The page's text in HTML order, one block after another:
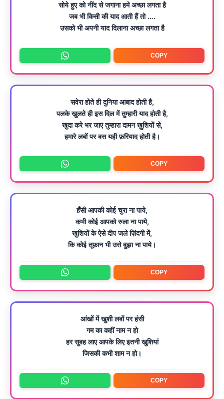
सोये हुए को नींद से जगाना हमे अच्छा लगता है
जब भी किसी की याद आती हैं तो ….
उसको भी अपनी याद दिलाना अच्छा लगता है
COPY
सवेरा होते ही दुनिया आबाद होती है,
पलके खुलते ही इस दिल में तुम्हारी याद होती है,
खुदा करे भर जाए तुम्हारा दामन ख़ुशियों से,
हमारे लबों पर बस यही फ़रियाद होती है।
COPY
हँसी आपकी कोई चुरा ना पाये,
कभी कोई आपको रुला ना पाये,
खुशियों के ऐसे दीप जले ज़िंदगी में,
कि कोई तूफ़ान भी उसे बुझा ना पाये।
COPY
आंखों में खुशी लबों पर हंसी
गम का कहीं नाम न हो
हर सुबह लाए आपके लिए इतनी खुशियां
जिसकी कभी शाम न हो।
COPY